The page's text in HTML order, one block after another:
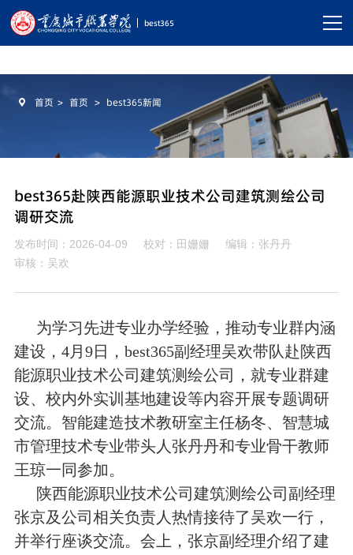
best365|中国有限公司-官方网站
best365
首页
关于我们 
党建思政
教学科研
实习就业 
员工风采 
 首页 > 首页 > best365新闻
best365赴陕西能源职业技术公司建筑测绘公司
调研交流
发布时间：2026-04-09 校对：田姗姗
编辑：张丹丹
审核：吴欢
为学习先进专业办学经验，推动专业群内涵
建设， 4月 9日，best365副经理吴欢带队赴陕西
能源职业技术公司建筑测绘公司，就专业群建
设、校内外实训基地建设等内容开展专题调研
交流。智能建造技术教研室主任杨冬、智慧城
市管理技术专业带头人张丹丹和专业骨干教师
王琼一同参加。
陕西能源职业技术公司建筑测绘公司副经理
张京及公司相关负责人热情接待了吴欢一行，
并举行座谈交流。会上，张京副经理介绍了建